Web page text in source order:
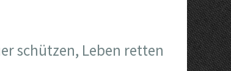
schützen, Leben retten